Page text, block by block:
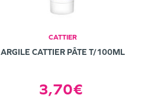
CATTIER
ARGILE CATTIER PÂTE T/100ML
3,70€